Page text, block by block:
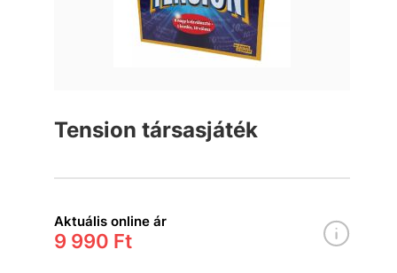
Tension társasjáték
Aktuális online ár
9 990 Ft